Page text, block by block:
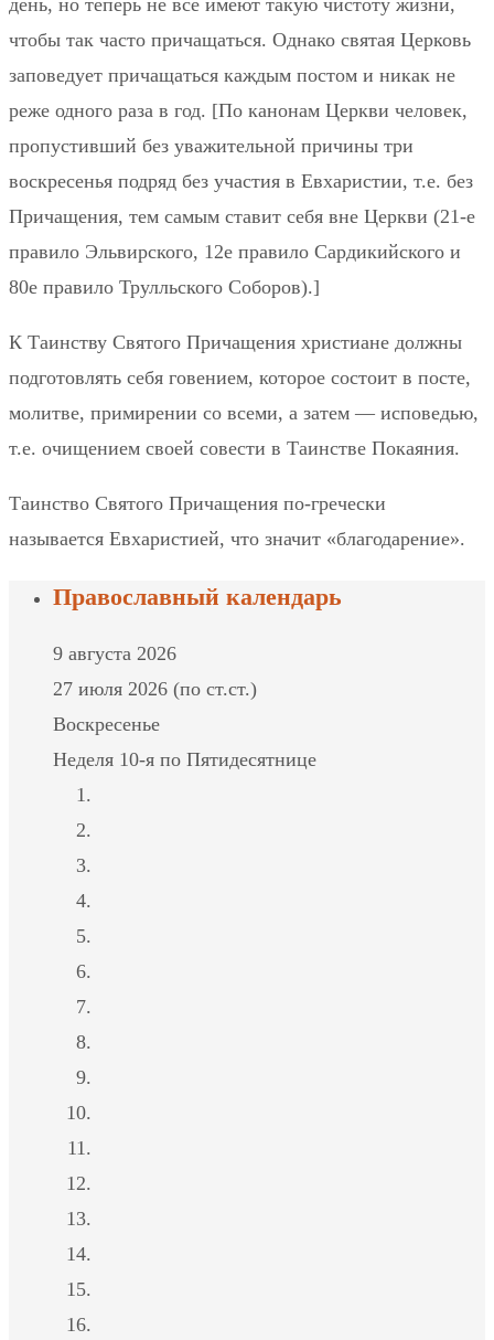
чтобы так часто причащаться. Однако святая Церковь
заповедует причащаться каждым постом и никак не
реже одного раза в год. [По канонам Церкви человек,
пропустивший без уважительной причины три
воскресенья подряд без участия в Евхаристии, т.е. без
Причащения, тем самым ставит себя вне Церкви (21-е
правило Эльвирского, 12е правило Сардикийского и
80е правило Трулльского Соборов).]
К Таинству Святого Причащения христиане должны
подготовлять себя говением, которое состоит в посте,
молитве, примирении со всеми, а затем — исповедью,
т.е. очищением своей совести в Таинстве Покаяния.
Таинство Святого Причащения по-гречески
называется Евхаристией, что значит «благодарение».
Православный календарь
9 августа 2026
27 июля 2026 (по ст.ст.)
Воскресенье
Неделя 10-я по Пятидесятнице